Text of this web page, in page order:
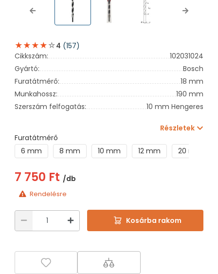
Previous Next
4 (157)
Cikkszám:
102031024
Gyártó:
Bosch
Furatátmérő:
18 mm
Munkahossz:
190 mm
Szerszám felfogatás:
10 mm Hengeres
Részletek
Furatátmérő
6 mm
8 mm 10 mm 12 mm 20 mm
7 750 Ft /db
Rendelésre
Kosárba rakom